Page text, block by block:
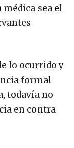
sea el
lo ocurrido y
formal
todavía no
en contra